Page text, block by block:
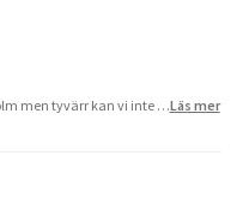
men tyvärr kan vi inte …Läs mer